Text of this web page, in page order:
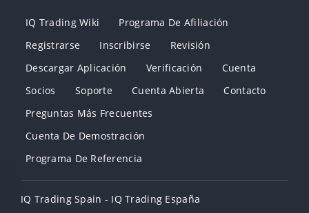
IQ Trading Wiki
Programa De Afiliación
Registrarse
Inscribirse
Revisión
Descargar Aplicación
Verificación
Cuenta
Socios
Soporte Cuenta Abierta
Contacto
Preguntas Más Frecuentes
Cuenta De Demostración
Programa De Referencia
IQ Trading Spain - IQ Trading España